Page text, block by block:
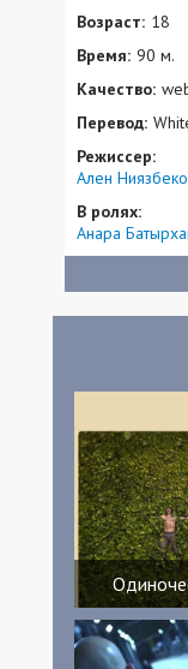
Возраст: 18
Время: 90 м.
Качество:
Перевод:
Режиссер:
Ален
В ролях:
Анара